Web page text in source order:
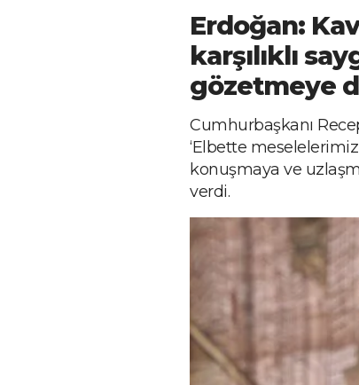
Erdoğan:
karşılıklı
gözetmeye
Cumhurbaşkanı
‘Elbette
konuşmaya ve
verdi.